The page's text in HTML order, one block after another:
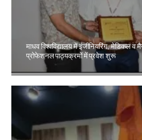
माधव विश्वविद्यालय में इंजीनियरिंग, मेडिकल
प्रोफेशनल पाठ्यक्रमों में प्रवेश शुरू
Amit Lekh